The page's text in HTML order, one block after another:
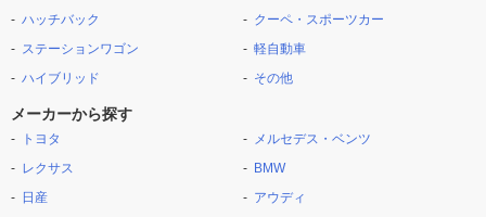
ハッチバック
ステーションワゴン
ハイブリッド
クーペ・スポーツカー
軽自動車
その他
メーカーから探す
トヨタ
レクサス
日産
メルセデス・ベンツ
BMW
アウディ